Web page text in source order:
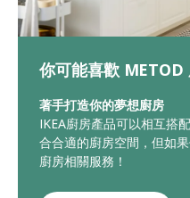
你可能喜歡 METOD
著手打造你的夢想廚房
IKEA廚房產品可以相互搭
合合適的廚房空間，但如
廚房相關服務！